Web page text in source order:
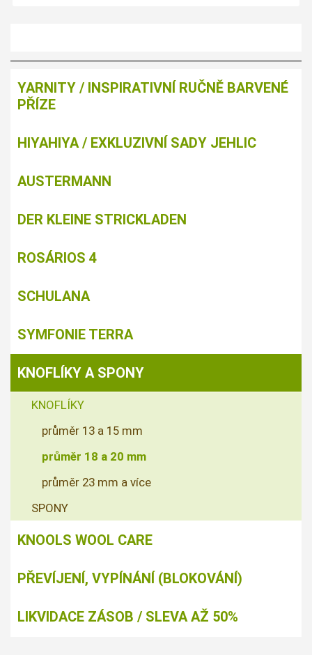
YARNITY / INSPIRATIVNÍ RUČNĚ BARVENÉ
PŘÍZE
HIYAHIYA / EXKLUZIVNÍ SADY JEHLIC
AUSTERMANN
DER KLEINE STRICKLADEN
ROSÁRIOS 4
SCHULANA
SYMFONIE TERRA
KNOFLÍKY A SPONY
KNOFLÍKY
průměr 13 a 15 mm
průměr 18 a 20 mm
průměr 23 mm a více
SPONY
KNOOLS WOOL CARE
PŘEVÍJENÍ, VYPÍNÁNÍ (BLOKOVÁNÍ)
LIKVIDACE ZÁSOB / SLEVA AŽ 50%